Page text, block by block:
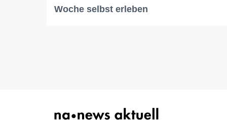
Woche selbst erleben